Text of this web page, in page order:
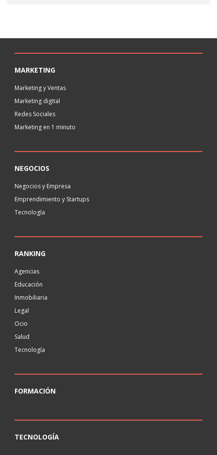
MARKETING
Marketing y Ventas
Marketing digital
Redes Sociales
Marketing en 1 minuto
NEGOCIOS
Negocios y Empresa
Emprendimiento y Startups
Tecnología
RANKING
Agencias
Educación
Inmobiliaria
Legal
Ocio
Salud
Tecnología
FORMACIÓN
TECNOLOGÍA